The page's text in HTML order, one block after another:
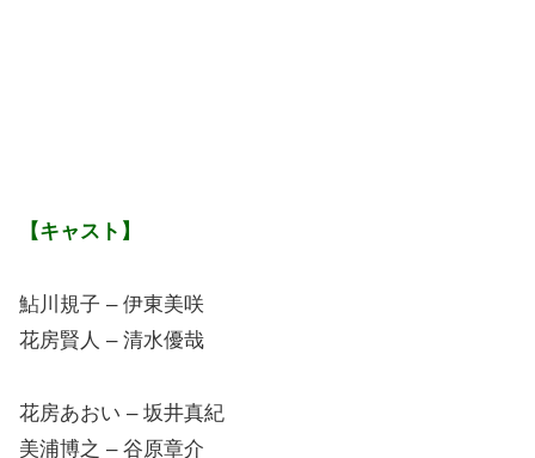
【キャスト】
鮎川規子 – 伊東美咲
花房賢人 – 清水優哉
花房あおい – 坂井真紀
美浦博之 – 谷原章介